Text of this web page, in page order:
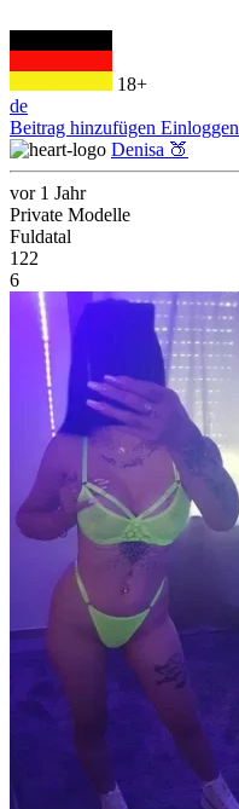
18+
de
Beitrag hinzufügen Einloggen
Denisa 🍑
vor 1 Jahr
Private Modelle
Fuldatal
122
6